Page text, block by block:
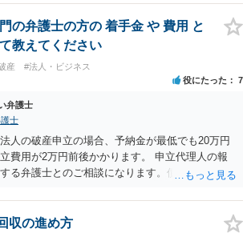
確認を取る必要がありますが、上記と同様の注
質問３】 税務処理、登記、清算人選任といった対
、弁護士だけで完結するわけではないので、金
きかねます。 また、負債を正確に把握されてい
いことからすると、 破産対応の可能性もありま
の規模次第で大きく金額が異なります。個人と
であれば、トータル５０万弱、そうでない場合
ることが予想されます。
の弁護士の方の 着手金 や 費用 と
教えてください
産 #法人・ビジネス
役にたった 7
弁護士
士
人の破産申立の場合、予納金が最低でも20万円
費用が2万円前後かかります。 申立代理人の報
る弁護士とのご相談になります。債権者が少な
収の進め方